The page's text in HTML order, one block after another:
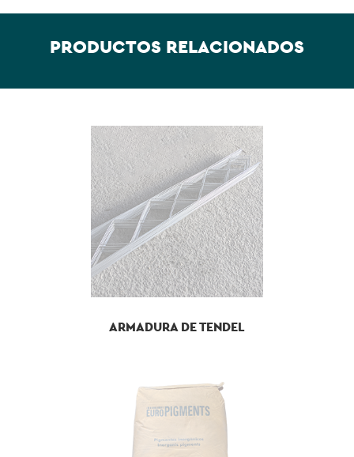
PRODUCTOS RELACIONADOS
ARMADURA DE TENDEL